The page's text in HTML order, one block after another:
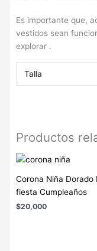
Es importante que,
vestidos sean
explorar .
Talla
Productos
Corona Niña Dorado
fiesta Cumpleaños
$20,000